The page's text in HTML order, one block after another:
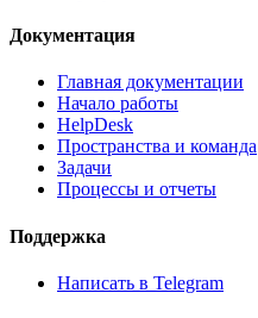
Документация
Главная документации
Начало работы
HelpDesk
Пространства и команда
Задачи
Процессы и отчеты
Поддержка
Написать в Telegram